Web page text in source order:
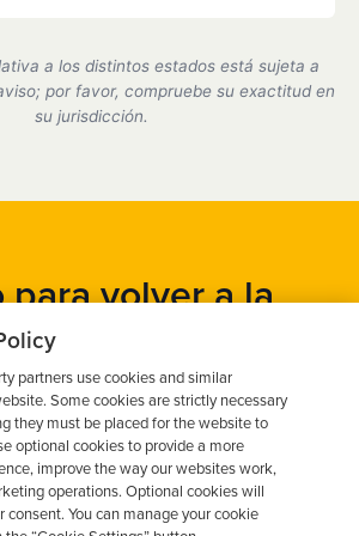
por el estado de California
con todos los requisitos
a los distintos estados está sujeta a
por favor, compruebe su exactitud en
su jurisdicción.
para volver a la
carretera?
gratuito en cuestión de minutos y
tu instalación hoy mismo.
un presupuesto gratuito
partners use cookies and similar
Some cookies are strictly necessary
they must be placed for the website to
optional cookies to provide a more
improve the way our websites work,
operations. Optional cookies will
consent. You can manage your cookie